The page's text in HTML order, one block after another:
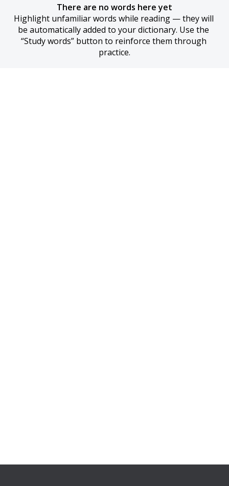
There are no words here yet
Highlight unfamiliar words while reading — they will
be automatically added to your dictionary. Use the
“Study words” button to reinforce them through
practice.